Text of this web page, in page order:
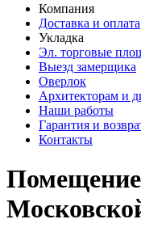
Компания
Доставка и оплата
Укладка
Эл. торговые
Выезд замерщика
Оверлок
Архитекторам и
Наши работы
Гарантия и
Контакты